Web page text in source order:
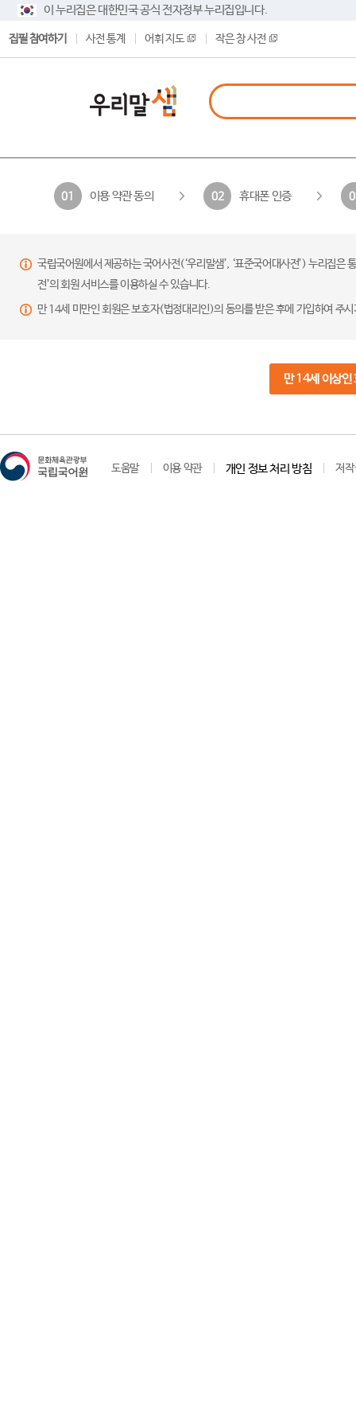
이 누리집은 대한민국 공식 전자정부 누리집입니다.
집필 참여하기 사전 통계 어휘 지도 작은 창 사전
01 이용 약관 동의 02 휴대폰 인증
국립국어원에서 제공하는 국어사전(‘우리말샘’, ‘표준국어대사전’) 누리집
전’의 회원 서비스를 이용하실 수 있습니다.
만 14세 미만인 회원은 보호자(법정대리인)의 동의를 받은 후에 가입하여 주
만 14세 이상인
도움말 이용 약관 개인 정보 처리 방침 저